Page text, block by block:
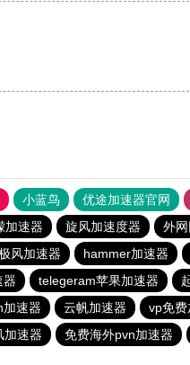
小蓝鸟 优途加速器官网
加速器 旋风加速度器 外网
风加速器 hammer加速器
器 telegeram苹果加速器
速器 云帆加速器 vp免费
加速器 免费海外pvn加速器